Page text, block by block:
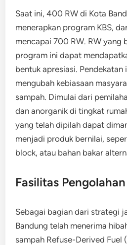
Saat ini, 400 RW di Kota
menerapkan program KBS,
mencapai 700 RW. RW yang
program ini dapat
bentuk apresiasi.
mengubah kebiasaan
sampah. Dimulai dari
dan anorganik di tingkat
yang telah dipilah dapat
menjadi produk bernilai,
block, atau bahan bakar
Fasilitas
Sebagai bagian dari strategi
Bandung telah menerima
sampah Refuse-Derived Fuel